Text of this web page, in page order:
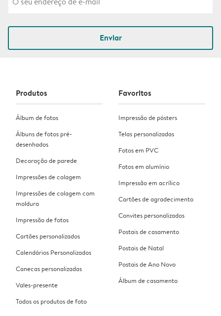
Enviar
Produtos
Álbum de fotos
Álbuns de fotos pré-
desenhados
Decoração de parede
Impressões de colagem
Impressões de colagem com
moldura
Impressão de fotos
Cartões personalizados
Calendários Personalizados
Canecas personalizadas
Vales-presente
Todos os produtos de foto
Favoritos
Impressão de pósters
Telas personalizadas
Fotos em PVC
Fotos em alumínio
Impressão em acrílico
Cartões de agradecimento
Convites personalizados
Postais de casamento
Postais de Natal
Postais de Ano Novo
Álbum de casamento